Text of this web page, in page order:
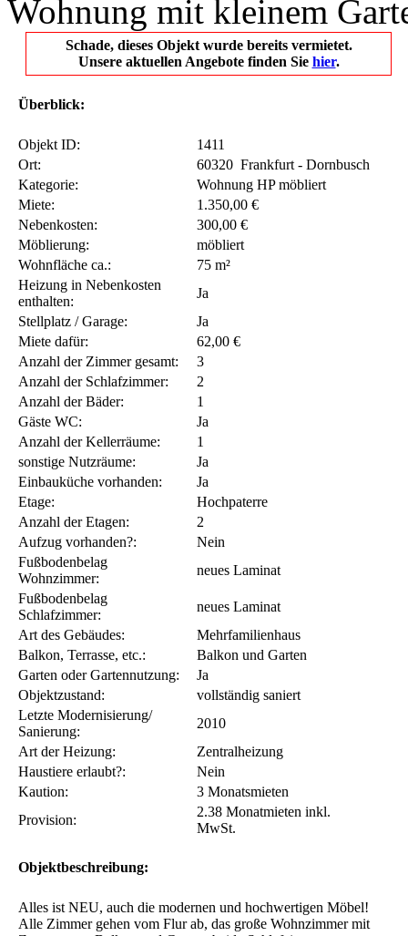
Dornbusch: Neuwertige
Wohnung mit kleinem
Schade, dieses Objekt wurde bereits vermietet.
Unsere aktuellen Angebote finden Sie
Überblick:
Objekt ID:
Ort:
60320 Frankfurt - Dornbusch
Kategorie:
Wohnung HP möbliert
Miete:
1.350,00 €
Nebenkosten:
300,00 €
Möblierung:
möbliert
Wohnfläche ca.:
75 m²
Heizung in Nebenkosten
enthalten:
Ja
Stellplatz / Garage:
Ja
Miete dafür:
62,00 €
Anzahl der Zimmer gesamt:
3
Anzahl der Schlafzimmer:
2
Anzahl der Bäder:
1
Gäste WC:
Anzahl der Kellerräume:
1
sonstige Nutzräume:
Einbauküche vorhanden:
Etage:
Hochpaterre
Anzahl der Etagen:
2
Aufzug vorhanden?:
Nein
Fußbodenbelag
Wohnzimmer:
neues Laminat
Fußbodenbelag
Schlafzimmer:
Art des Gebäudes:
Mehrfamilienhaus
Balkon, Terrasse, etc.:
Balkon und Garten
Ja
vollständig saniert
Sanierung:
Haustiere erlaubt?:
Nein
Kaution:
3 Monatsmieten